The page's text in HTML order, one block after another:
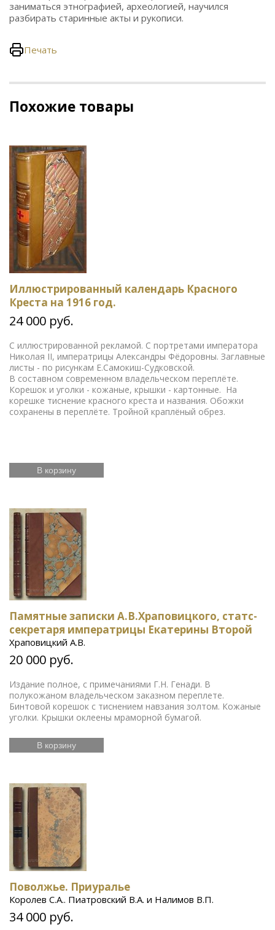
заниматься этнографией, археологией, научился
разбирать старинные акты и рукописи.
Печать
Похожие товары
Иллюстрированный календарь Красного
Креста на 1916 год.
24 000 руб.
С иллюстрированной рекламой. С портретами императора
Николая II, императрицы Александры Фёдоровны. Заглавные
листы - по рисункам Е.Самокиш-Судковской.
В составном современном владельческом переплёте.
Корешок и уголки - кожаные, крышки - картонные. На
корешке тиснение красного креста и названия. Обожки
сохранены в переплёте. Тройной краплёный обрез.
В корзину
Памятные записки А.В.Храповицкого, статс-
секретаря императрицы Екатерины Второй
Храповицкий А.В.
20 000 руб.
Издание полное, с примечаниями Г.Н. Генади. В
полукожаном владельческом заказном переплете.
Бинтовой корешок с тиснением навзания золтом. Кожаные
уголки. Крышки оклеены мраморной бумагой.
В корзину
Поволжье. Приуралье
Королев С.А.. Пиатровский В.А. и Налимов В.П.
34 000 руб.